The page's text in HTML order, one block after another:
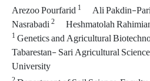
Arezoo Pourfarid1 Ali Pakdin-
Nasrabadi2 Heshmatolah
1Genetics and Agricultural
Tabarestan- Sari Agricultural
University